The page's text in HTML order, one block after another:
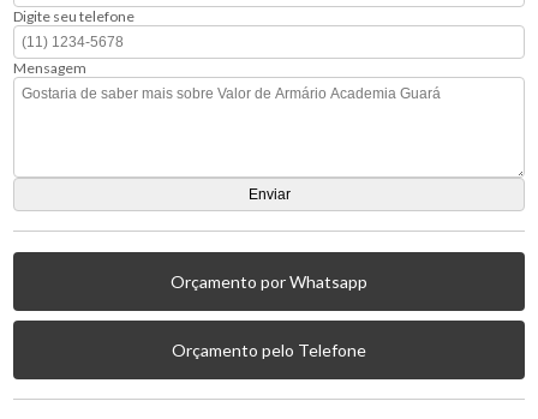
Digite seu telefone
Mensagem
Orçamento por Whatsapp
Orçamento pelo Telefone